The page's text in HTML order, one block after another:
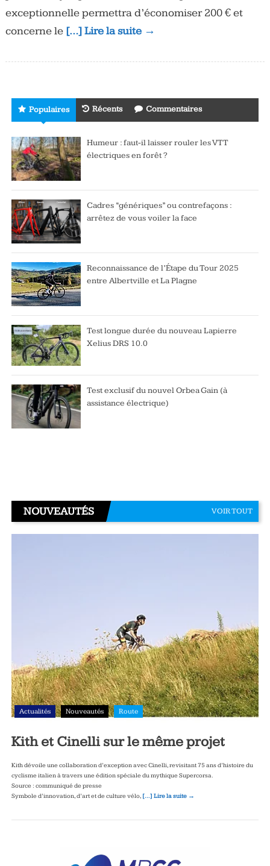
exceptionnelle permettra d’économiser 200 € et
concerne le […] Lire la suite →
Populaires Récents Commentaires
Humeur : faut-il laisser rouler les VTT
électriques en forêt ?
Cadres “génériques” ou contrefaçons :
arrêtez de vous voiler la face
Reconnaissance de l’Étape du Tour 2025
entre Albertville et La Plagne
Test longue durée du nouveau Lapierre
Xelius DRS 10.0
Test exclusif du nouvel Orbea Gain (à
assistance électrique)
NOUVEAUTÉS VOIR TOUT
Actualités Nouveautés Route
Kith et Cinelli sur le même projet
Kith dévoile une collaboration d’exception avec Cinelli, revisitant 75 ans d’histoire du
cyclisme italien à travers une édition spéciale du mythique Supercorsa.
Source : communiqué de presse
Symbole d’innovation, d’art et de culture vélo, […] Lire la suite →